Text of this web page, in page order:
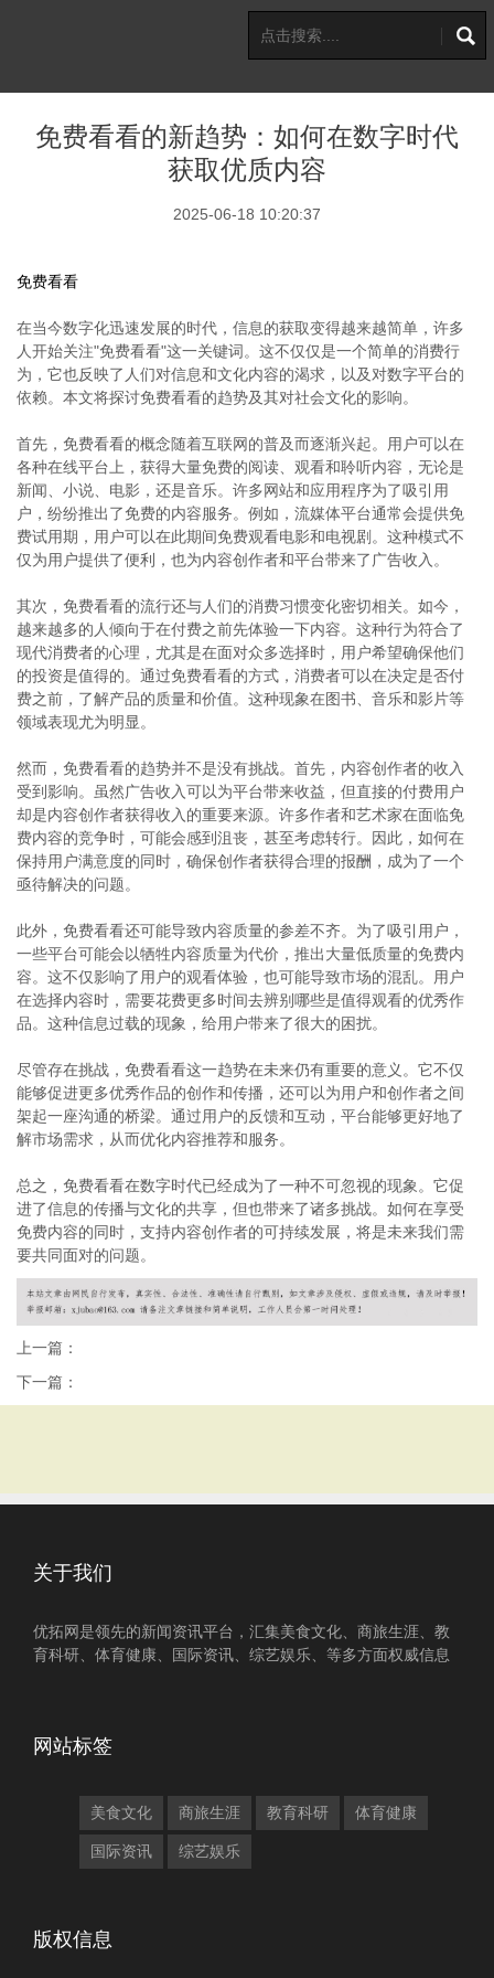
免费看看的新趋势：如何在数字时代
获取优质内容
2025-06-18 10:20:37
免费看看
在当今数字化迅速发展的时代，信息的获取变得越来越简单，许多
人开始关注"免费看看"这一关键词。这不仅仅是一个简单的消费行
为，它也反映了人们对信息和文化内容的渴求，以及对数字平台的
依赖。本文将探讨免费看看的趋势及其对社会文化的影响。
首先，免费看看的概念随着互联网的普及而逐渐兴起。用户可以在
各种在线平台上，获得大量免费的阅读、观看和聆听内容，无论是
新闻、小说、电影，还是音乐。许多网站和应用程序为了吸引用
户，纷纷推出了免费的内容服务。例如，流媒体平台通常会提供免
费试用期，用户可以在此期间免费观看电影和电视剧。这种模式不
仅为用户提供了便利，也为内容创作者和平台带来了广告收入。
其次，免费看看的流行还与人们的消费习惯变化密切相关。如今，
越来越多的人倾向于在付费之前先体验一下内容。这种行为符合了
现代消费者的心理，尤其是在面对众多选择时，用户希望确保他们
的投资是值得的。通过免费看看的方式，消费者可以在决定是否付
费之前，了解产品的质量和价值。这种现象在图书、音乐和影片等
领域表现尤为明显。
然而，免费看看的趋势并不是没有挑战。首先，内容创作者的收入
受到影响。虽然广告收入可以为平台带来收益，但直接的付费用户
却是内容创作者获得收入的重要来源。许多作者和艺术家在面临免
费内容的竞争时，可能会感到沮丧，甚至考虑转行。因此，如何在
保持用户满意度的同时，确保创作者获得合理的报酬，成为了一个
亟待解决的问题。
此外，免费看看还可能导致内容质量的参差不齐。为了吸引用户，
一些平台可能会以牺牲内容质量为代价，推出大量低质量的免费内
容。这不仅影响了用户的观看体验，也可能导致市场的混乱。用户
在选择内容时，需要花费更多时间去辨别哪些是值得观看的优秀作
品。这种信息过载的现象，给用户带来了很大的困扰。
尽管存在挑战，免费看看这一趋势在未来仍有重要的意义。它不仅
能够促进更多优秀作品的创作和传播，还可以为用户和创作者之间
架起一座沟通的桥梁。通过用户的反馈和互动，平台能够更好地了
解市场需求，从而优化内容推荐和服务。
总之，免费看看在数字时代已经成为了一种不可忽视的现象。它促
进了信息的传播与文化的共享，但也带来了诸多挑战。如何在享受
免费内容的同时，支持内容创作者的可持续发展，将是未来我们需
要共同面对的问题。
上一篇：
下一篇：
关于我们
优拓网是领先的新闻资讯平台，汇集美食文化、商旅生涯、教
育科研、体育健康、国际资讯、综艺娱乐、等多方面权威信息
网站标签
美食文化 商旅生涯 教育科研 体育健康
国际资讯 综艺娱乐
版权信息